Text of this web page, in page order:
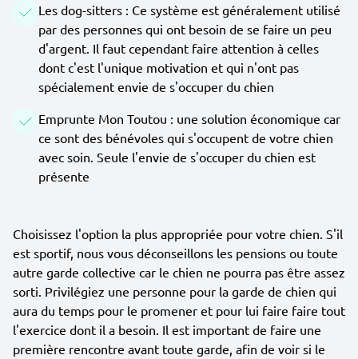
Les dog-sitters : Ce système est généralement utilisé
par des personnes qui ont besoin de se faire un peu
d'argent. Il faut cependant faire attention à celles
dont c'est l'unique motivation et qui n'ont pas
spécialement envie de s'occuper du chien
Emprunte Mon Toutou : une solution économique car
ce sont des bénévoles qui s'occupent de votre chien
avec soin. Seule l'envie de s'occuper du chien est
présente
Choisissez l'option la plus appropriée pour votre chien. S'il
est sportif, nous vous déconseillons les pensions ou toute
autre garde collective car le chien ne pourra pas être assez
sorti. Privilégiez une personne pour la garde de chien qui
aura du temps pour le promener et pour lui faire faire tout
l'exercice dont il a besoin. Il est important de faire une
première rencontre avant toute garde, afin de voir si le